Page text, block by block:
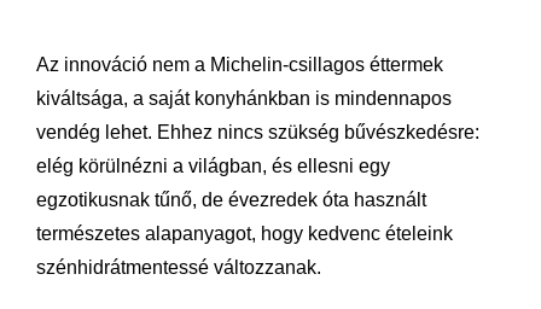
Az innováció nem a Michelin-csillagos éttermek
kiváltsága, a saját konyhánkban is mindennapos
vendég lehet. Ehhez nincs szükség bűvészkedésre:
elég körülnézni a világban, és ellesni egy
egzotikusnak tűnő, de évezredek óta használt
természetes alapanyagot, hogy kedvenc ételeink
szénhidrátmentessé változzanak.